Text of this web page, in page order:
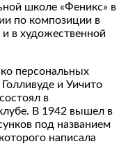
школе «Феникс» в
по композиции в
в художественной
персональных
и Уичито
в
В 1942 вышел в
под названием
написала